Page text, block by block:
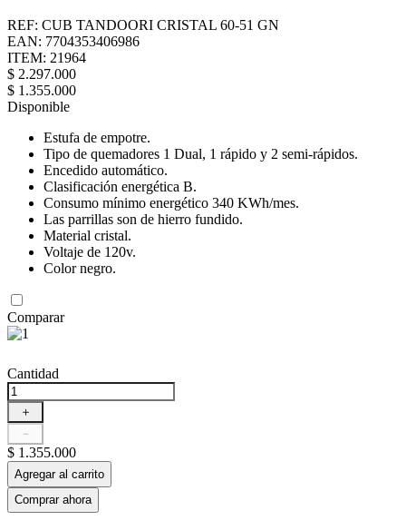
REF: CUB TANDOORI CRISTAL 60-51 GN
EAN: 7704353406986
ITEM: 21964
$ 2.297.000
$ 1 .355.000
Disponible
Estufa de empotre.
Tipo de quemadores 1 Dual, 1 rápido y 2 semi-rápidos.
Encedido automático.
Clasificación energética B.
Consumo mínimo energético 340 KWh/mes.
Las parrillas son de hierro fundido.
Material cristal.
Voltaje de 120v.
Color negro.
Comparar
Cantidad
＋
－
$ 1 .355.000
Agregar al carrito
Comprar ahora